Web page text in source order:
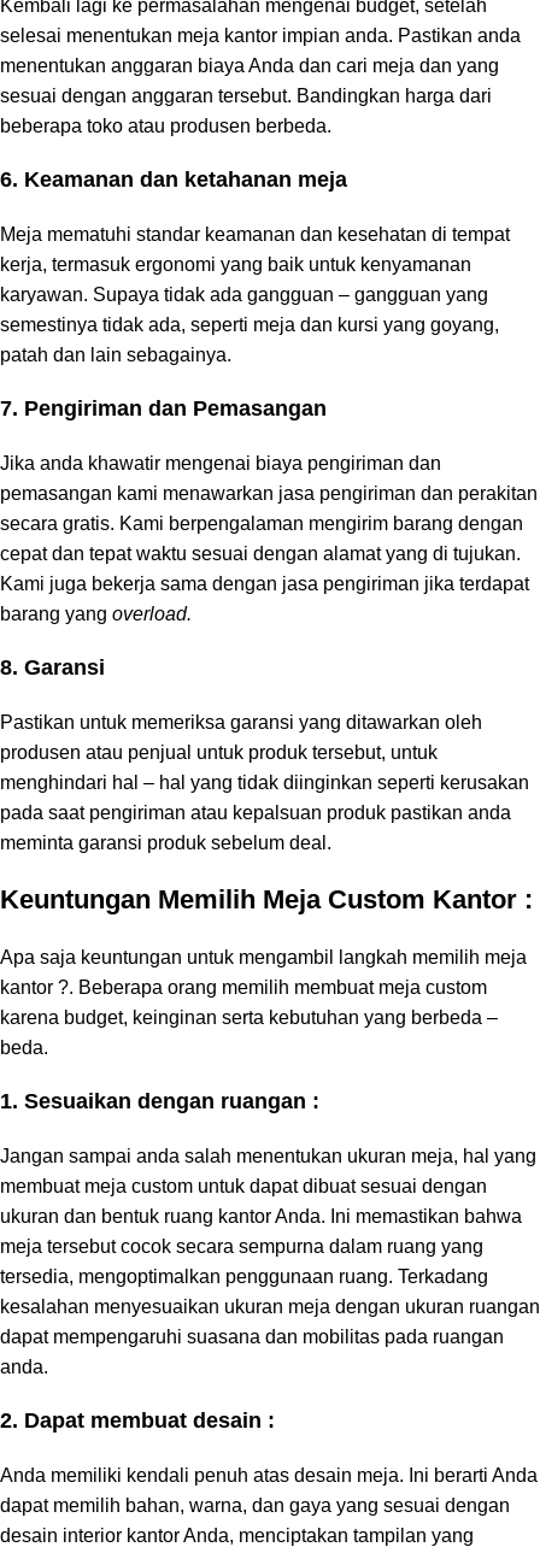
Kembali lagi ke permasalahan mengenai budget, setelah
selesai menentukan meja kantor impian anda. Pastikan anda
menentukan anggaran biaya Anda dan cari meja dan yang
sesuai dengan anggaran tersebut. Bandingkan harga dari
beberapa toko atau produsen berbeda.
6. Keamanan dan ketahanan meja
Meja mematuhi standar keamanan dan kesehatan di tempat
kerja, termasuk ergonomi yang baik untuk kenyamanan
karyawan. Supaya tidak ada gangguan – gangguan yang
semestinya tidak ada, seperti meja dan kursi yang goyang,
patah dan lain sebagainya.
7. Pengiriman dan Pemasangan
Jika anda khawatir mengenai biaya pengiriman dan
pemasangan kami menawarkan jasa pengiriman dan perakitan
secara gratis. Kami berpengalaman mengirim barang dengan
cepat dan tepat waktu sesuai dengan alamat yang di tujukan.
Kami juga bekerja sama dengan jasa pengiriman jika terdapat
barang yang overload.
8. Garansi
Pastikan untuk memeriksa garansi yang ditawarkan oleh
produsen atau penjual untuk produk tersebut, untuk
menghindari hal – hal yang tidak diinginkan seperti kerusakan
pada saat pengiriman atau kepalsuan produk pastikan anda
meminta garansi produk sebelum deal.
Keuntungan Memilih Meja Custom Kantor :
Apa saja keuntungan untuk mengambil langkah memilih meja
kantor ?. Beberapa orang memilih membuat meja custom
karena budget, keinginan serta kebutuhan yang berbeda –
beda.
1. Sesuaikan dengan ruangan :
Jangan sampai anda salah menentukan ukuran meja, hal yang
membuat meja custom untuk dapat dibuat sesuai dengan
ukuran dan bentuk ruang kantor Anda. Ini memastikan bahwa
meja tersebut cocok secara sempurna dalam ruang yang
tersedia, mengoptimalkan penggunaan ruang. Terkadang
kesalahan menyesuaikan ukuran meja dengan ukuran ruangan
dapat mempengaruhi suasana dan mobilitas pada ruangan
anda.
2. Dapat membuat desain :
Anda memiliki kendali penuh atas desain meja. Ini berarti Anda
dapat memilih bahan, warna, dan gaya yang sesuai dengan
desain interior kantor Anda, menciptakan tampilan yang